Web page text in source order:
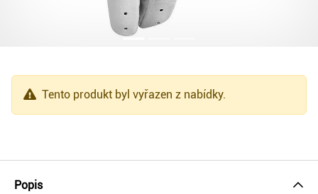
Tento produkt byl vyřazen z nabídky.
Popis